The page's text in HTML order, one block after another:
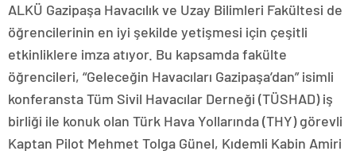
ALKÜ Gazipaşa Havacılık ve Uzay Bilimleri Fakültesi de
öğrencilerinin en iyi şekilde yetişmesi için çeşitli
etkinliklere imza atıyor. Bu kapsamda fakülte
öğrencileri, “Geleceğin Havacıları Gazipaşa’dan” isimli
konferansta Tüm Sivil Havacılar Derneği (TÜSHAD) iş
birliği ile konuk olan Türk Hava Yollarında (THY) görevli
Kaptan Pilot Mehmet Tolga Günel, Kıdemli Kabin Amiri